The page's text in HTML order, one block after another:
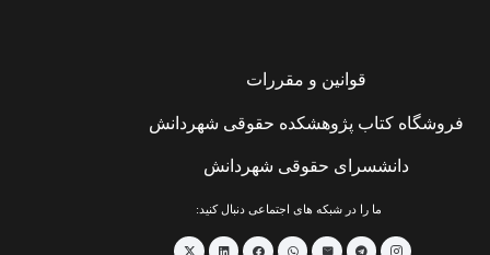
قوانین و مقررات
فروشگاه کتاب پژوهشکده حقوقی شهردانش
دانشسرای حقوقی شهردانش
ما را در شبکه های اجتماعی دنبال کنید: